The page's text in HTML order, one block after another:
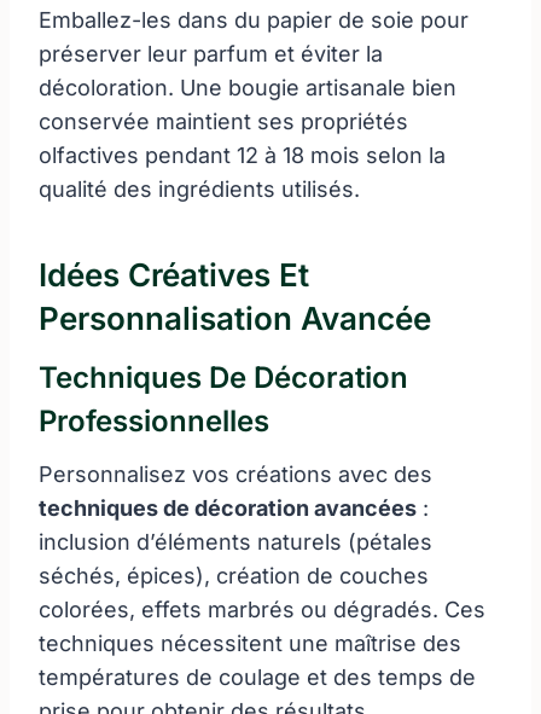
Emballez-les dans du papier de soie pour
préserver leur parfum et éviter la
décoloration. Une bougie artisanale bien
conservée maintient ses propriétés
olfactives pendant 12 à 18 mois selon la
qualité des ingrédients utilisés.
Idées Créatives Et
Personnalisation Avancée
Techniques De Décoration
Professionnelles
Personnalisez vos créations avec des
techniques de décoration avancées :
inclusion d’éléments naturels (pétales
séchés, épices), création de couches
colorées, effets marbrés ou dégradés. Ces
techniques nécessitent une maîtrise des
températures de coulage et des temps de